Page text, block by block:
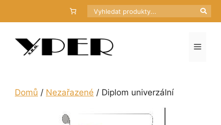
Hledat
Menu
Domů / Nezařazené / Diplom univerzální